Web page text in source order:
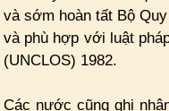
và sớm hoàn tất Bộ
và phù hợp với luật
(UNCLOS) 1982.
Các nước cũng ghi